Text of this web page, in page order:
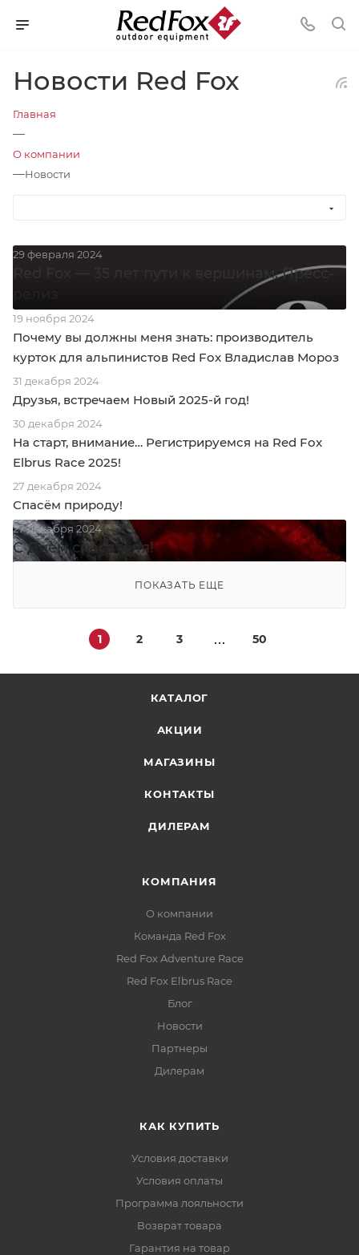
Новости Red Fox
Главная
—
О компании
—Новости
29 февраля 2024
Red Fox — 35 лет пути к вершинам. Пресс-
19 ноября 2024
Почему вы должны меня знать: производитель
курток для альпинистов Red Fox Владислав Мороз
31 декабря 2024
Друзья, встречаем Новый 2025-й год!
30 декабря 2024
На старт, внимание… Регистрируемся на Red Fox
Elbrus Race 2025!
27 декабря 2024
Спасём природу!
27 декабря 2024
С Днём спасателя!
ПОКАЗАТЬ ЕЩЕ
1 2 3 50
КАТАЛОГ
АКЦИИ
МАГАЗИНЫ
КОНТАКТЫ
ДИЛЕРАМ
КОМПАНИЯ
О компании
Команда Red Fox
Red Fox Adventure Race
Red Fox Elbrus Race
Блог
Новости
Партнеры
Дилерам
КАК КУПИТЬ
Условия доставки
Условия оплаты
Программа лояльности
Возврат товара
Гарантия на товар